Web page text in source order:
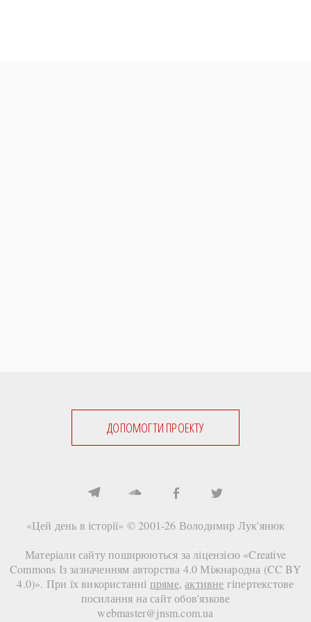
ДОПОМОГТИ ПРОЕКТУ
«Цей день в історії» © 2001-26 Володимир Лук'янюк
Матеріали сайту поширюються за ліцензією «Creative
Commons Із зазначенням авторства 4.0 Міжнародна (CC BY
4.0)». При їх використанні пряме,активне гіпертекстове
посилання на сайтобов'язкове
webmaster@jnsm.com.ua